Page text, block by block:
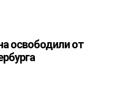
освободили от